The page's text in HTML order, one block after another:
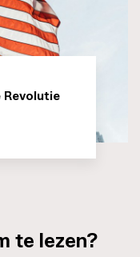
Revolutie
te lezen?